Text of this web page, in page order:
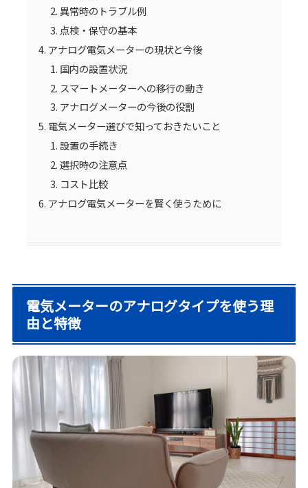
異常時のトラブル例
点検・保守の基本
アナログ電気メーターの現状と今後
国内の設置状況
スマートメーターへの移行の動き
アナログメーターの今後の役割
電気メーター選びで知っておきたいこと
設置の手続き
選択時の注意点
コスト比較
アナログ電気メーターを賢く使うために
電気メーターのアナログタイプを使う理
由と特徴